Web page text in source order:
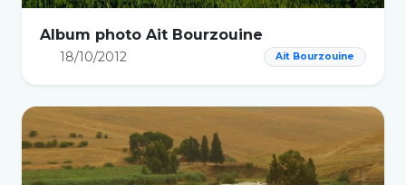
Album photo Ait Bourzouine
18/10/2012 Ait Bourzouine